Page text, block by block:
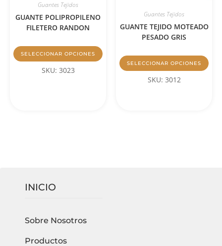
Guantes Tejidos
GUANTE POLIPROPILENO
FILETERO RANDON
SELECCIONAR OPCIONES
SKU: 3023
Guantes Tejidos
GUANTE TEJIDO MOTEADO
PESADO GRIS
SELECCIONAR OPCIONES
SKU: 3012
INICIO
Sobre Nosotros
Productos